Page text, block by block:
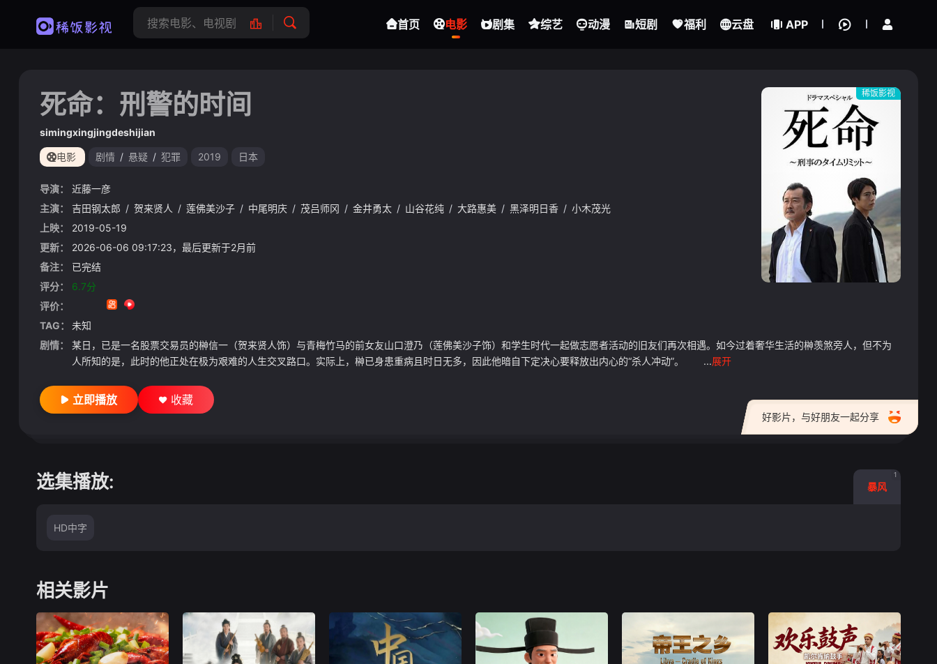
首页 电影 剧集 综艺 动漫 短剧 福利 云盘 APP
稀饭影视
死命：刑警的时间
simingxingjingdeshijian
电影 剧情 / 悬疑 / 犯罪 2019 日本
导演：
近藤一彦
主演：
吉田钢太郎 / 贺来贤人 / 莲佛美沙子 / 中尾明庆 / 茂吕师冈 / 金井勇太 / 山谷花纯 / 大路惠美 / 黑泽明日香 / 小木茂光
上映：
2019-05-19
更新：
2026-06-06 09:17:23，最后更新于2月前
备注：
已完结
评分：
6.7分
评价：
TAG：
未知
剧情：
某日，已是一名股票交易员的榊信一（贺来贤人饰）与青梅竹马的前女友山口澄乃（莲佛美沙子饰）和学生时代一起做志愿者活动的旧友们再次相遇。如今过着奢华生活的榊羡煞旁人，但不为
人所知的是，此时的他正处在极为艰难的人生交叉路口。实际上，榊已身患重病且时日无多，因此他暗自下定决心要释放出内心的“杀人冲动”。 ...展开
好影片，与好朋友一起分享
立即播放 收藏
选集播放: 暴风
1
HD中字
相关影片